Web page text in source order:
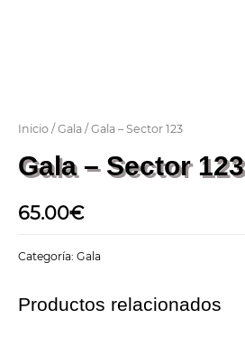
Inicio /Gala / Gala – Sector 123
Gala – Sector 123
65.00€
Categoría: Gala
Productos relacionados